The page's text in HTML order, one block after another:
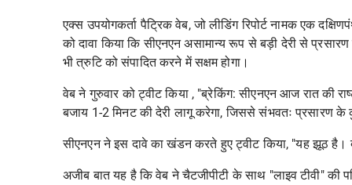
एक्स उपयोगकर्ता पैट्रिक वेब, जो लीडिंग रिपोर्ट नामक एक
को दावा किया कि सीएनएन असामान्य रूप से बड़ी देरी से
भी त्रुटि को संपादित करने में सक्षम होगा।
वेब ने गुरुवार कोट्वीट किया , "ब्रेकिंग: सीएनएन आज रात की
बजाय 1-2 मिनट की देरी लागू करेगा, जिससे संभवतः प्रसारण
सीएनएन ने इस दावे का खंडन करते हुए ट्वीट किया, "यह झूठ है।
अजीब बात यह है कि वेब ने चैटजीपीटी के साथ "लाइव टीवी" की